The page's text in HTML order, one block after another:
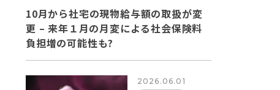
10月から社宅の現物給与額の取扱が変
更 – 来年１月の月変による社会保険料
負担増の可能性も?
2026.06.01